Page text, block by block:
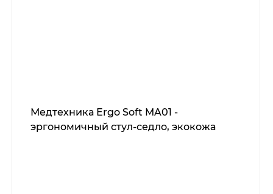
Медтехника Ergo Soft MA01 -
эргономичный стул-седло, экокожа